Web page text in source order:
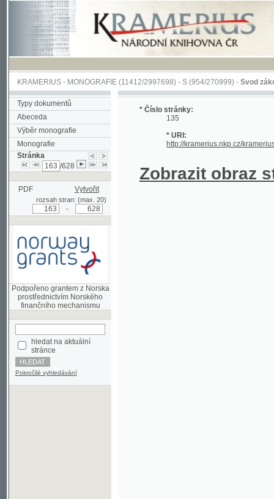
KRAMERIUS-MONOGRAFIE(11412/2997698) -S (954/270999)-Svod zákonův
Typy dokumentů
Abeceda
Výběr monografie
Monografie
Stránka
/628
PDF Vytvořit
rozsah stran: (max. 20)
Podpořeno grantem z Norska
prostřednictvím Norského
hledat na aktuální
stránce
Pokročilé vyhledávání
* Číslo stránky:
135
* URI:
http://kramerius.nkp.cz/kramerius/